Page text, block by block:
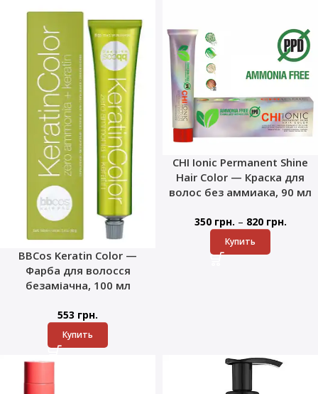
BBCos Keratin Color —
Фарба для волосся
безаміачна, 100 мл
553 грн.
Купить
CHI Ionic Permanent Shine
Hair Color — Краска для
волос без аммиака, 90 мл
350 грн. – 820 грн.
Купить